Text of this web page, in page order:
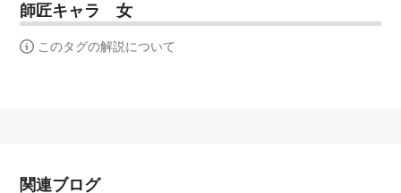
師匠キャラ 女
このタグの解説について
関連ブログ